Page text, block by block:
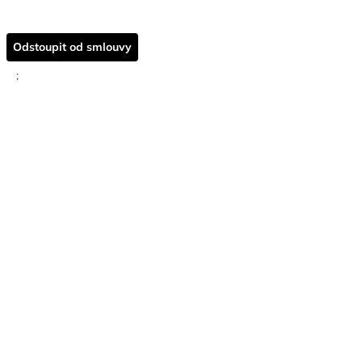
Odstoupit od smlouvy
;